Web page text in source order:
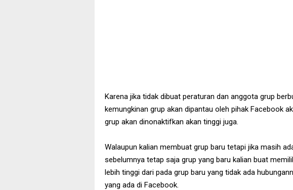
Karena jika tidak dibuat peraturan dan anggota grup
kemungkinan grup akan dipantau oleh pihak Facebook
grup akan dinonaktifkan akan tinggi juga.
Walaupun kalian membuat grup baru tetapi jika masih
sebelumnya tetap saja grup yang baru kalian buat
lebih tinggi dari pada grup baru yang tidak ada
yang ada di Facebook.